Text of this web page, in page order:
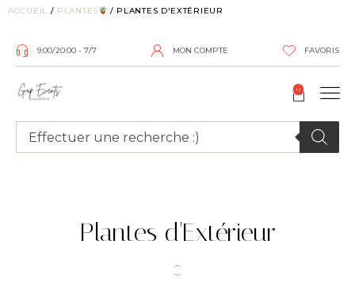
ACCUEIL / PLANTES / PLANTES D'EXTÉRIEUR
9:00/20:00 - 7/7 MON COMPTE FAVORIS
0
Plantes d'Extérieur